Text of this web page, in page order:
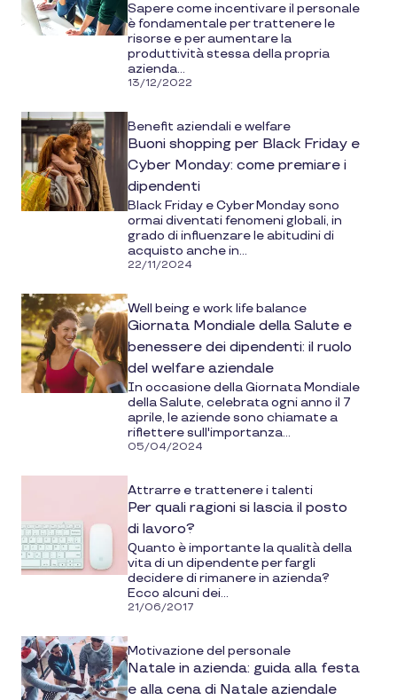
Sapere come incentivare il personale
è fondamentale per trattenere le
risorse e per aumentare la
produttività stessa della propria
azienda...
13/12/2022
Benefit aziendali e welfare
Buoni shopping per Black Friday e
Cyber Monday: come premiare i
dipendenti
Black Friday e Cyber Monday sono
ormai diventati fenomeni globali, in
grado di influenzare le abitudini di
acquisto anche in...
22/11/2024
Well being e work life balance
Giornata Mondiale della Salute e
benessere dei dipendenti: il ruolo
del welfare aziendale
In occasione della Giornata Mondiale
della Salute, celebrata ogni anno il 7
aprile, le aziende sono chiamate a
riflettere sull'importanza...
05/04/2024
Attrarre e trattenere i talenti
Per quali ragioni si lascia il posto
di lavoro?
Quanto è importante la qualità della
vita di un dipendente per fargli
decidere di rimanere in azienda?
Ecco alcuni dei...
21/06/2017
Motivazione del personale
Natale in azienda: guida alla festa
e alla cena di Natale aziendale